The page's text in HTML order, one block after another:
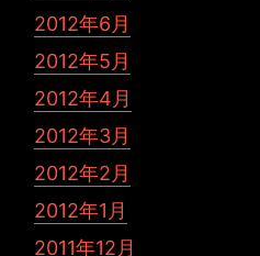
2012年6月
2012年5月
2012年4月
2012年3月
2012年2月
2012年1月
2011年12月